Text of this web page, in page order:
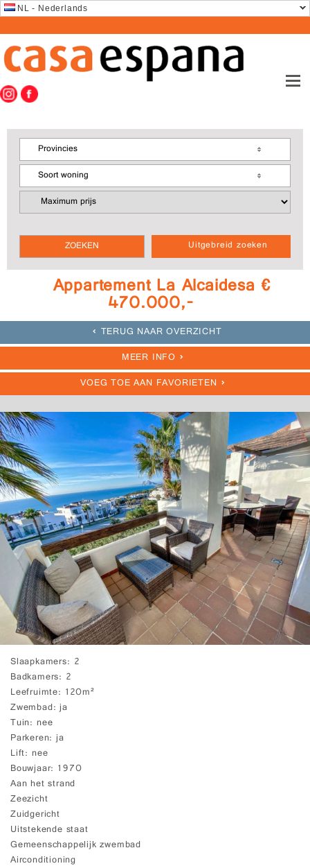
NL - Nederlands
Uitgebreid zoeken
Provincies
Soort woning
Appartement La Alcaidesa €
470.000,-
TERUG NAAR OVERZICHT
MEER INFO
VOEG TOE AAN FAVORIETEN
Slaapkamers 2
Badkamers 2
Leefruimte 120m²
Zwembad ja
Tuin nee
Parkeren ja
Lift nee
Bouwjaar 1970
Aan het strand
Zeezicht
Zuidgericht
Uitstekende staat
Gemeenschappelijk zwembad
Airconditioning